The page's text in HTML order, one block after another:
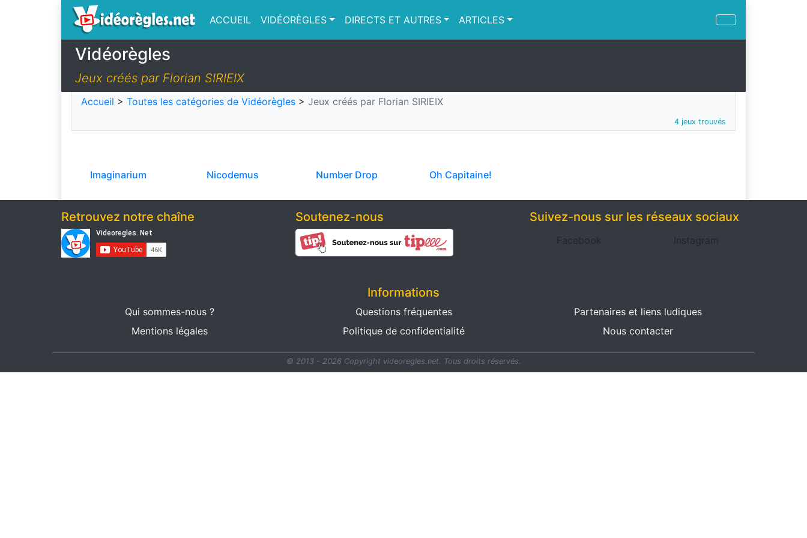
ACCUEIL VIDÉORÈGLES DIRECTS ET AUTRES ARTICLES
Vidéorègles
Jeux créés par Florian SIRIEIX
Accueil > Toutes les catégories de Vidéorègles > Jeux créés par Florian SIRIEIX
4 jeux trouvés
Imaginarium Nicodemus Number Drop Oh Capitaine!
Retrouvez notre chaîne Soutenez-nous Suivez-nous sur les réseaux sociaux
Facebook Instagram
Informations
Qui sommes-nous ? Questions fréquentes
Partenaires et liens ludiques
Mentions légales
Politique de confidentialité Nous contacter
© 2013 - 2026 Copyright videoregles.net. Tous droits réservés.